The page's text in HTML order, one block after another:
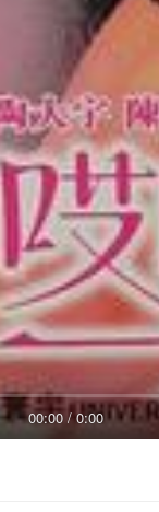
00:00 /0:00